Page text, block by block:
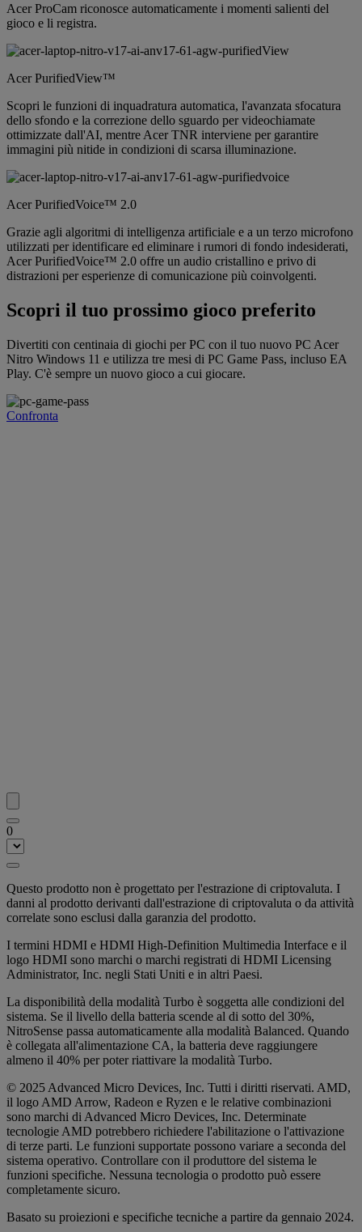
Acer ProCam riconosce automaticamente i momenti salienti del
gioco e li registra.
Acer PurifiedView™
Scopri le funzioni di inquadratura automatica, l'avanzata sfocatura
dello sfondo e la correzione dello sguardo per videochiamate
ottimizzate dall'AI, mentre Acer TNR interviene per garantire
immagini più nitide in condizioni di scarsa illuminazione.
Acer PurifiedVoice™ 2.0
Grazie agli algoritmi di intelligenza artificiale e a un terzo microfono
utilizzati per identificare ed eliminare i rumori di fondo indesiderati,
Acer PurifiedVoice™ 2.0 offre un audio cristallino e privo di
distrazioni per esperienze di comunicazione più coinvolgenti.
Scopri il tuo prossimo gioco preferito
Divertiti con centinaia di giochi per PC con il tuo nuovo PC Acer
Nitro Windows 11 e utilizza tre mesi di PC Game Pass, incluso EA
Play. C'è sempre un nuovo gioco a cui giocare.
Confronta
0
Questo prodotto non è progettato per l'estrazione di criptovaluta. I
danni al prodotto derivanti dall'estrazione di criptovaluta o da attività
correlate sono esclusi dalla garanzia del prodotto.
I termini HDMI e HDMI High-Definition Multimedia Interface e il
logo HDMI sono marchi o marchi registrati di HDMI Licensing
Administrator, Inc. negli Stati Uniti e in altri Paesi.
La disponibilità della modalità Turbo è soggetta alle condizioni del
sistema. Se il livello della batteria scende al di sotto del 30%,
NitroSense passa automaticamente alla modalità Balanced. Quando
è collegata all'alimentazione CA, la batteria deve raggiungere
almeno il 40% per poter riattivare la modalità Turbo.
© 2025 Advanced Micro Devices, Inc. Tutti i diritti riservati. AMD,
il logo AMD Arrow, Radeon e Ryzen e le relative combinazioni
sono marchi di Advanced Micro Devices, Inc. Determinate
tecnologie AMD potrebbero richiedere l'abilitazione o l'attivazione
di terze parti. Le funzioni supportate possono variare a seconda del
sistema operativo. Controllare con il produttore del sistema le
funzioni specifiche. Nessuna tecnologia o prodotto può essere
completamente sicuro.
Basato su proiezioni e specifiche tecniche a partire da gennaio 2024.